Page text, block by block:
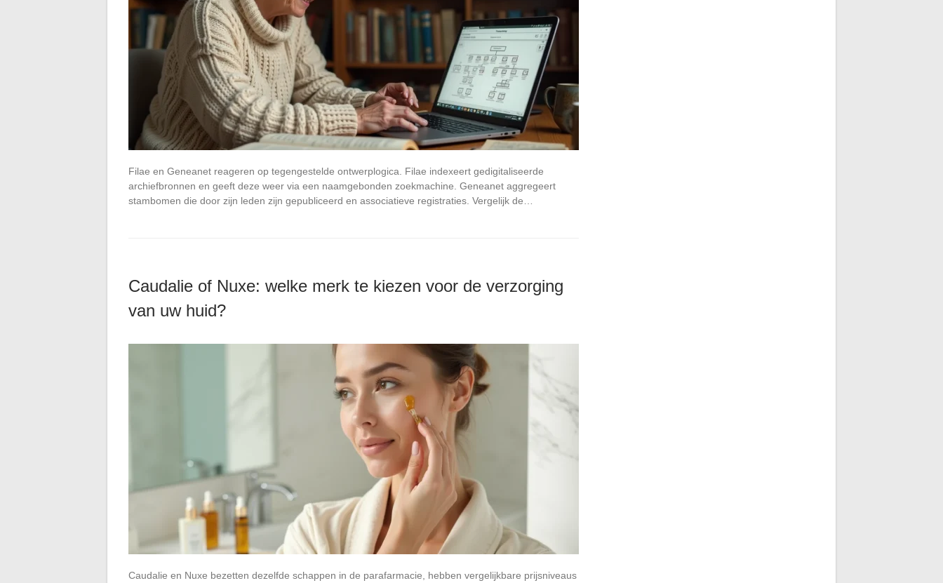
Filae en Geneanet reageren op tegengestelde ontwerplogica. Filae indexeert gedigitaliseerde
archiefbronnen en geeft deze weer via een naamgebonden zoekmachine. Geneanet aggregeert
stambomen die door zijn leden zijn gepubliceerd en associatieve registraties. Vergelijk de…
Caudalie of Nuxe: welke merk te kiezen voor de verzorging
van uw huid?
Caudalie en Nuxe bezetten dezelfde schappen in de parafarmacie, hebben vergelijkbare prijsniveaus